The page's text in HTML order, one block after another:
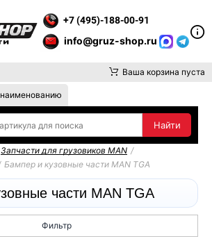
+7 (495)-188-00-91
info@gruz-shop.ru
Ваша корзина пуста
Запчасти для грузовиков MAN /
Бампер и кузовные части MAN TGA
части MAN TGA
Фильтр